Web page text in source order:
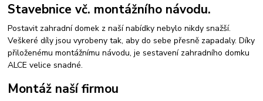
Stavebnice vč. montážního návodu.
Postavit zahradní domek z naší nabídky nebylo nikdy snažší.
Veškeré díly jsou vyrobeny tak, aby do sebe přesně zapadaly. Díky
přiloženému montážnímu návodu, je sestavení zahradního domku
ALCE velice snadné.
Montáž naší firmou